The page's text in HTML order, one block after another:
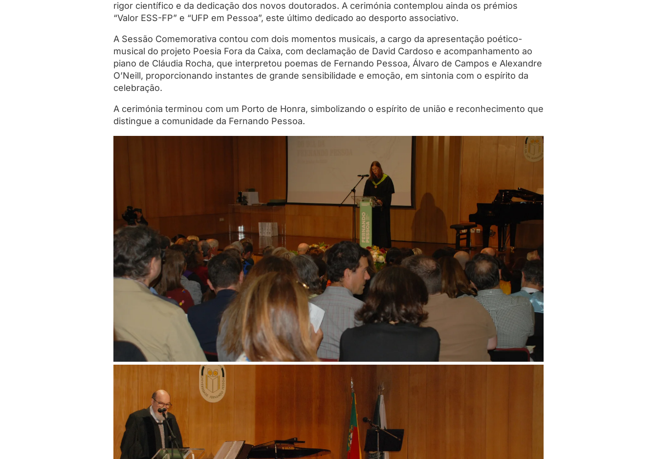
rigor científico e da dedicação dos novos doutorados. A cerimónia contemplou ainda os prémios
“Valor ESS-FP” e “UFP em Pessoa”, este último dedicado ao desporto associativo.
A Sessão Comemorativa contou com dois momentos musicais, a cargo da apresentação poético-
musical do projeto Poesia Fora da Caixa, com declamação de David Cardoso e acompanhamento ao
piano de Cláudia Rocha, que interpretou poemas de Fernando Pessoa, Álvaro de Campos e Alexandre
O’Neill, proporcionando instantes de grande sensibilidade e emoção, em sintonia com o espírito da
celebração.
A cerimónia terminou com um Porto de Honra, simbolizando o espírito de união e reconhecimento que
distingue a comunidade da Fernando Pessoa.